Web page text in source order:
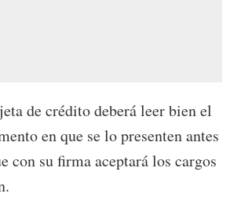
de crédito deberá leer bien el
en que se lo presenten antes
con su firma aceptará los cargos